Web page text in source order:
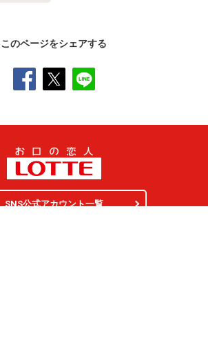
このページをシェアする
SNS公式アカウント一覧